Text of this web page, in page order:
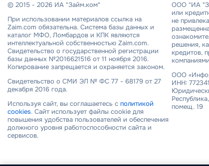
© 2015 - 2026 ИА "Займ.ком"
При использовании материалов ссылка на
Zaim.com обязательна. Система базы данных и
каталог МФО, Ломбардов и КПК являются
интеллектуальной собственностью Zaim.com.
Свидетельство о государственной регистрации
базы данных №2016621516 от 11 ноября 2016.
Копирование запрещается и охраняется законом.
Свидетельство о СМИ ЭЛ № ФС 77 - 68179 от 27
декабря 2016 года.
Используя сайт, вы соглашаетесь с политикой
cookies. Сайт использует файлы cookie для
повышения удобства пользователей и обеспечения
должного уровня работоспособности сайта и
сервисов.
ООО "ИА
или
не
решения,
кредитов,
ООО
ИНН:
помещ. 19